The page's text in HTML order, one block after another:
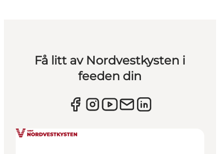
Få litt av Nordvestkysten i
feeden din